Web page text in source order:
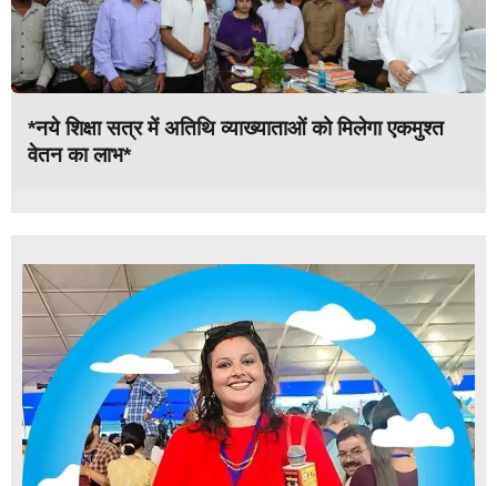
*नये शिक्षा सत्र में अतिथि व्याख्याताओं को मिलेगा एकमुश्त
वेतन का लाभ*